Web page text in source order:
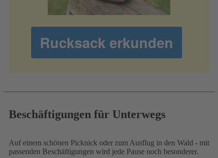
Rucksack erkunden
Beschäftigungen für Unterwegs
Auf einem schönen Picknick oder zum Ausflug in den Wald - mit
passenden Beschäftigungen wird jede Pause noch besonderer.